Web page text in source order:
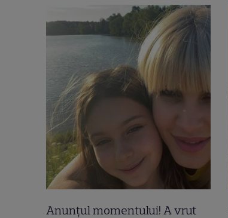
Anunțul momentului! A vrut